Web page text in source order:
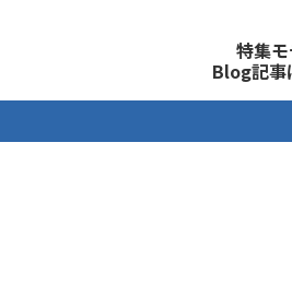
公式サ特集
Blog記事